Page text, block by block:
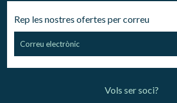
Rep les nostres ofertes per correu
Vols ser soci?